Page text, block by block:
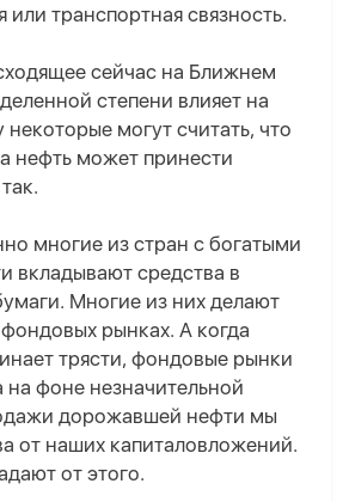
или транспортная связность.
сейчас на Ближнем
степени влияет на
некоторые могут считать, что
нефть может принести
многие из стран с богатыми
вкладывают средства в
Многие из них делают
рынках. А когда
трясти, фондовые рынки
на фоне незначительной
дорожавшей нефти мы
от наших капиталовложений.
от этого.